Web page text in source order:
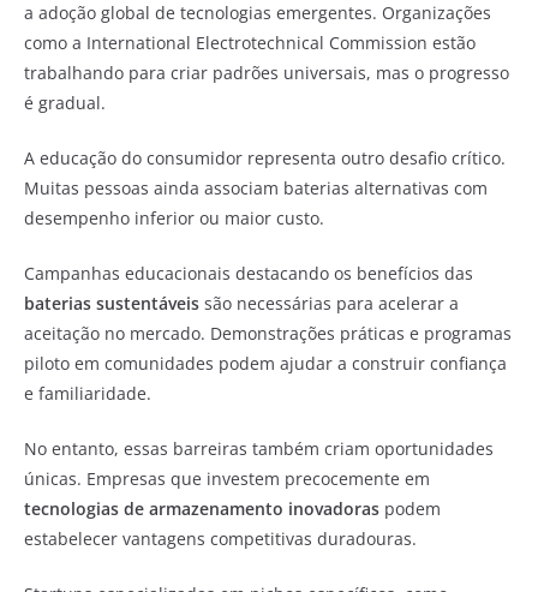
a adoção global de tecnologias emergentes. Organizações
como a International Electrotechnical Commission estão
trabalhando para criar padrões universais, mas o progresso
é gradual.
A educação do consumidor representa outro desafio crítico.
Muitas pessoas ainda associam baterias alternativas com
desempenho inferior ou maior custo.
Campanhas educacionais destacando os benefícios das
baterias sustentáveis são necessárias para acelerar a
aceitação no mercado. Demonstrações práticas e programas
piloto em comunidades podem ajudar a construir confiança
e familiaridade.
No entanto, essas barreiras também criam oportunidades
únicas. Empresas que investem precocemente em
tecnologias de armazenamento inovadoras podem
estabelecer vantagens competitivas duradouras.